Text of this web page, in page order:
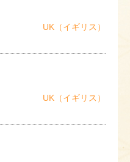
UK（イギリス）
UK（イギリス）